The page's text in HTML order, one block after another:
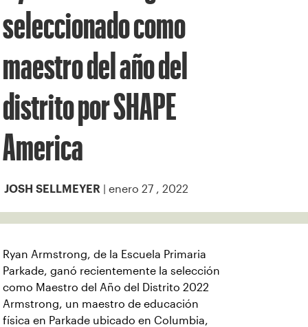
seleccionado como
maestro del año del
distrito por SHAPE
America
JOSH SELLMEYER | enero 27 , 2022
Ryan Armstrong, de la Escuela Primaria
Parkade, ganó recientemente la selección
como Maestro del Año del Distrito 2022
Armstrong, un maestro de educación
física en Parkade ubicado en Columbia,